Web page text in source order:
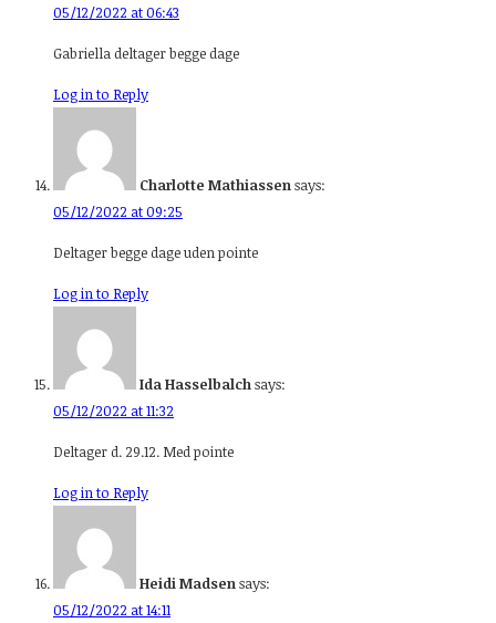
05/12/2022 at 06:43
Gabriella deltager begge dage
Log in to Reply
Charlotte Mathiassensays:
05/12/2022 at 09:25
Deltager begge dage uden pointe
Log in to Reply
Ida Hasselbalchsays:
05/12/2022 at 11:32
Deltager d. 29.12. Med pointe
Log in to Reply
Heidi Madsensays:
05/12/2022 at 14:11